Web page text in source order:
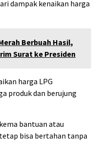
dampak kenaikan harga
Berbuah Hasil,
Surat ke Presiden
harga LPG
produk dan berujung
bantuan atau
bisa bertahan tanpa